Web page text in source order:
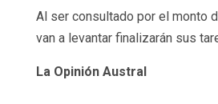
Al ser consultado por el monto
van a levantar finalizarán sus
La Opinión Austral